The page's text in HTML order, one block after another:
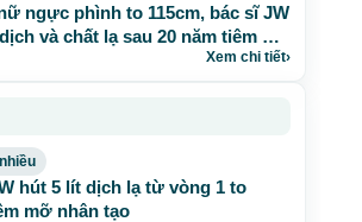
ngực phình to 115cm, bác sĩ JW
và chất lạ sau 20 năm tiêm mỡ
Xem chi tiết›
hút 5 lít dịch lạ từ vòng 1 to
mỡ nhân tạo